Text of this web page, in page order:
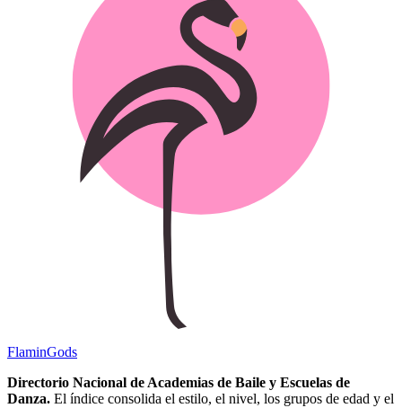
FlaminGods
Directorio Nacional de Academias de Baile y Escuelas de
Danza. El índice consolida el estilo, el nivel, los grupos de edad y el